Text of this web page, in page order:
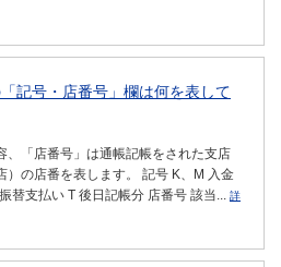
記号・店番号」欄は何を表して
、「店番号」は通帳記帳をされた支店
）の店番を表します。 記号 K、M 入金
替支払い T 後日記帳分 店番号 該当... 詳